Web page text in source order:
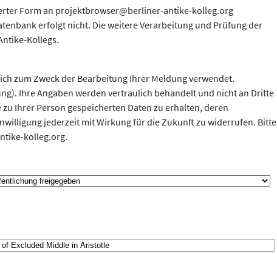
Form an projektbrowser@berliner-antike-kolleg.org
erfolgt nicht. Die weitere Verarbeitung und Prüfung der
Kollegs.
zum Zweck der Bearbeitung Ihrer Meldung verwendet.
Ihre Angaben werden vertraulich behandelt und nicht an Dritte
Ihrer Person gespeicherten Daten zu erhalten, deren
jederzeit mit Wirkung für die Zukunft zu widerrufen. Bitte
kolleg.org.